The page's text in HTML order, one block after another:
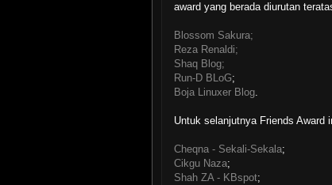
award yang berada diurutan
Blossom Sakura;
Reza Renaldi;
Shaq Blog;
Run-D BLoG;
Boja Linuxer Blog.
Untuk selanjutnya Friends Award
Cheqna - Sekali-Sekala;
Cikgu Naza;
Shah ZA - KBspot;